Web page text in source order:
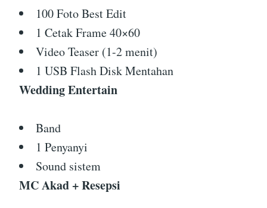
100 Foto Best Edit
1 Cetak Frame 40×60
Video Teaser (1-2 menit)
1 USB Flash Disk Mentahan
Wedding Entertain
Band
1 Penyanyi
Sound sistem
MC Akad + Resepsi